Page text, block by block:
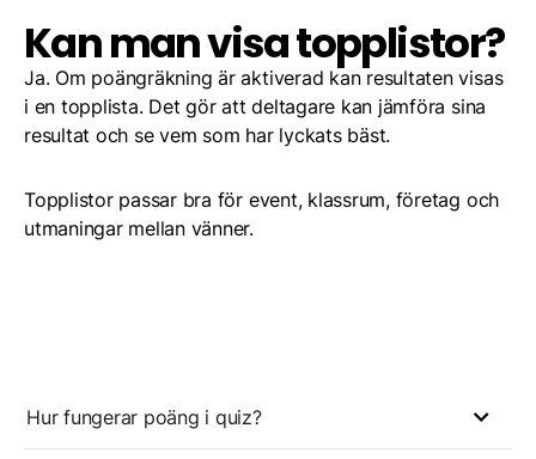
Kan man visa topplistor?
Ja. Om poängräkning är aktiverad kan resultaten visas
i en topplista. Det gör att deltagare kan jämföra sina
resultat och se vem som har lyckats bäst.
Topplistor passar bra för event, klassrum, företag och
utmaningar mellan vänner.
Hur fungerar poäng i quiz?